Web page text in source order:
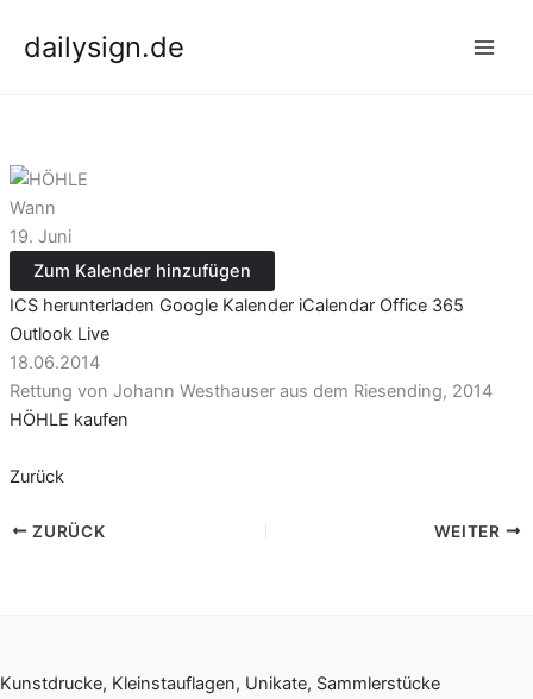
Inhaltdailysign.de
Wann
19. Juni
Zum Kalender hinzufügen
ICS herunterladen Google Kalender iCalendar Office 365
Outlook Live
18.06.2014
Rettung von Johann Westhauser aus dem Riesending, 2014
HÖHLE kaufen
Zurück
ZURÜCK WEITER
Kunstdrucke, Kleinstauflagen, Unikate, Sammlerstücke